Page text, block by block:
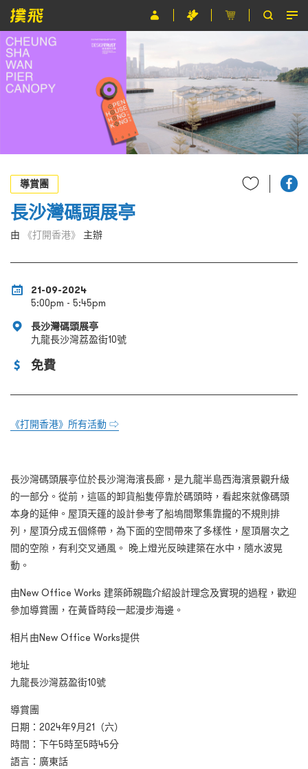
節目
主辦單位
EN
導賞團
長沙灣碼頭展亭
由 《打開香港》 主辦
21-09-2024
5:00pm - 5:45pm
長沙灣碼頭展亭
九龍長沙灣荔盈街10號
免費
《打開香港》所有活動 ⇨
長沙灣碼頭展亭位於長沙灣海濱長廊，是九龍半島西海濱景觀升級
的一部分。從前，這區的卸貨船隻停靠於碼頭時，看起來就像碼頭
本身的延伸。屋頂天篷的設計參考了船塢間聚集靠攏的不規則排
列，屋頂分成五個條帶，為下面的空間帶來了多樣性，屋頂層次之
間的空隙，有利交叉通風。 晚上燈光反映建築在水中，隨水波晃
動。
由New Office Works 建築師親臨介紹設計理念及實現的過程，歡迎
參加導賞團，在黃昏時段一起漫步海邊。
相片由New Office Works提供
地址
九龍長沙灣荔盈街10號
導賞團
日期：2024年9月21（六）
時間：下午5時至5時45分
語言：廣東話